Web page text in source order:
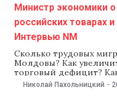
Министр экономики
российских товарах
Интервью NM
Сколько трудовых
Молдовы? Как
торговый дефицит?
прилавки российские
решили регулировать
Николай Пахольницкий -